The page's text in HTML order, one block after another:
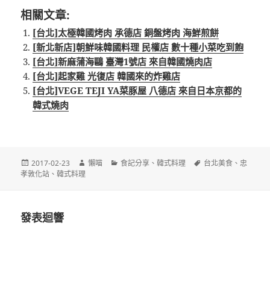
相關文章:
[台北]太極韓國烤肉 承德店 銅盤烤肉 海鮮煎餅
[新北新店]朝鮮味韓國料理 民權店 數十種小菜吃到飽
[台北]新麻蒲海鷗‬ 臺灣1號店 來自韓國燒肉店
[台北]起家雞 光復店 韓國來的炸雞店
[台北]VEGE TEJI YA菜豚屋 八德店 來自日本京都的
韓式燒肉
發
佈
2017-02-23
作
懶喵
分
食記分享 、韓式料理
標
台北美食 、忠
孝敦化站 、韓式料理
發表迴響